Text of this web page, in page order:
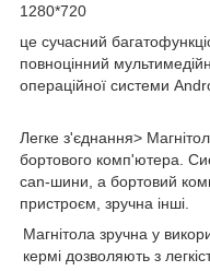
1280*720
це сучасний
повноцінний
операційної системи
Легке з'єднання>
бортового комп'ютера.
can-шини, а бортовий
пристроєм, зручна інші.
Магнітола зручна у
кермі дозволяють з